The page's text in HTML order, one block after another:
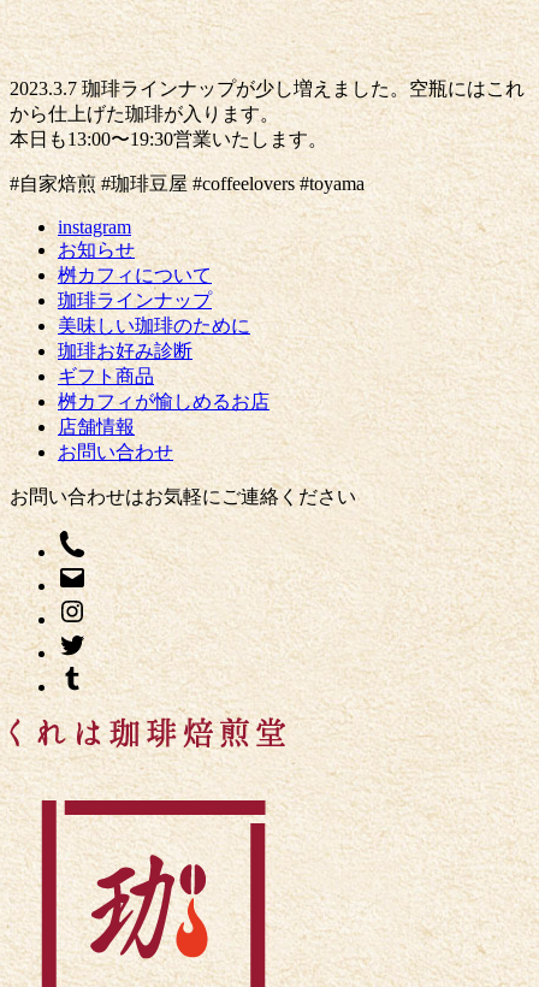
2023.3.7 珈琲ラインナップが少し増えました。空瓶にはこれ
から仕上げた珈琲が入ります。
本日も13:00〜19:30営業いたします。
#自家焙煎 #珈琲豆屋 #coffeelovers #toyama
instagram
お知らせ
桝カフィについて
珈琲ラインナップ
美味しい珈琲のために
珈琲お好み診断
ギフト商品
桝カフィが愉しめるお店
店舗情報
お問い合わせ
お問い合わせはお気軽にご連絡ください